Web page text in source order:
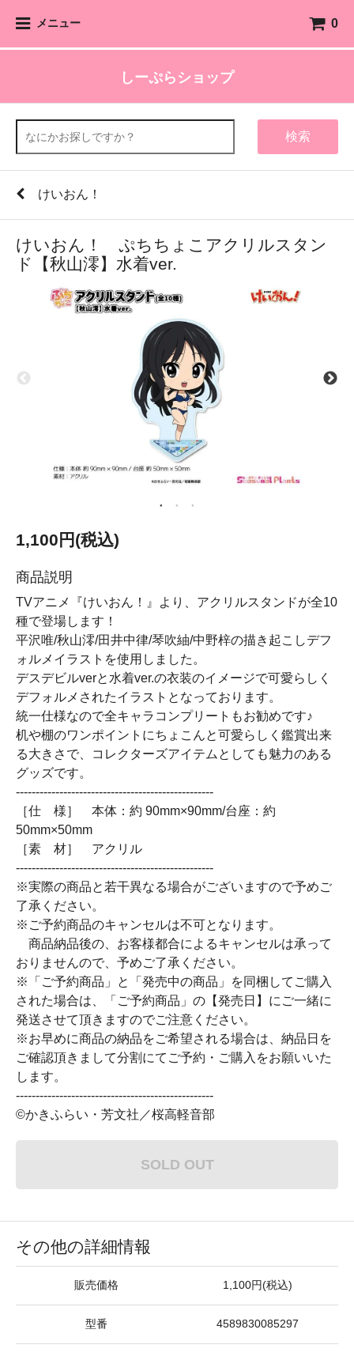
メニュー 0
しーぷらショップ
検索
けいおん！
けいおん！ ぷちちょこアクリルスタン
ド【秋山澪】水着ver.
1,100円(税込)
商品説明
TVアニメ『けいおん！』より、アクリルスタンドが全10
種で登場します！
平沢唯/秋山澪/田井中律/琴吹紬/中野梓の描き起こしデフ
ォルメイラストを使用しました。
デスデビルverと水着ver.の衣装のイメージで可愛らしく
デフォルメされたイラストとなっております。
統一仕様なので全キャラコンプリートもお勧めです♪
机や棚のワンポイントにちょこんと可愛らしく鑑賞出来
る大きさで、コレクターズアイテムとしても魅力のある
グッズです。
--------------------------------------------------
［仕 様］ 本体：約 90mm×90mm/台座：約
50mm×50mm
［素 材］ アクリル
--------------------------------------------------
※実際の商品と若干異なる場合がございますので予めご
了承ください。
※ご予約商品のキャンセルは不可となります。
商品納品後の、お客様都合によるキャンセルは承って
おりませんので、予めご了承ください。
※「ご予約商品」と「発売中の商品」を同梱してご購入
された場合は、「ご予約商品」の【発売日】にご一緒に
発送させて頂きますのでご注意ください。
※お早めに商品の納品をご希望される場合は、納品日を
ご確認頂きまして分割にてご予約・ご購入をお願いいた
します。
--------------------------------------------------
©かきふらい・芳文社／桜高軽音部
SOLD OUT
その他の詳細情報
販売価格 1,100円(税込)
型番 4589830085297